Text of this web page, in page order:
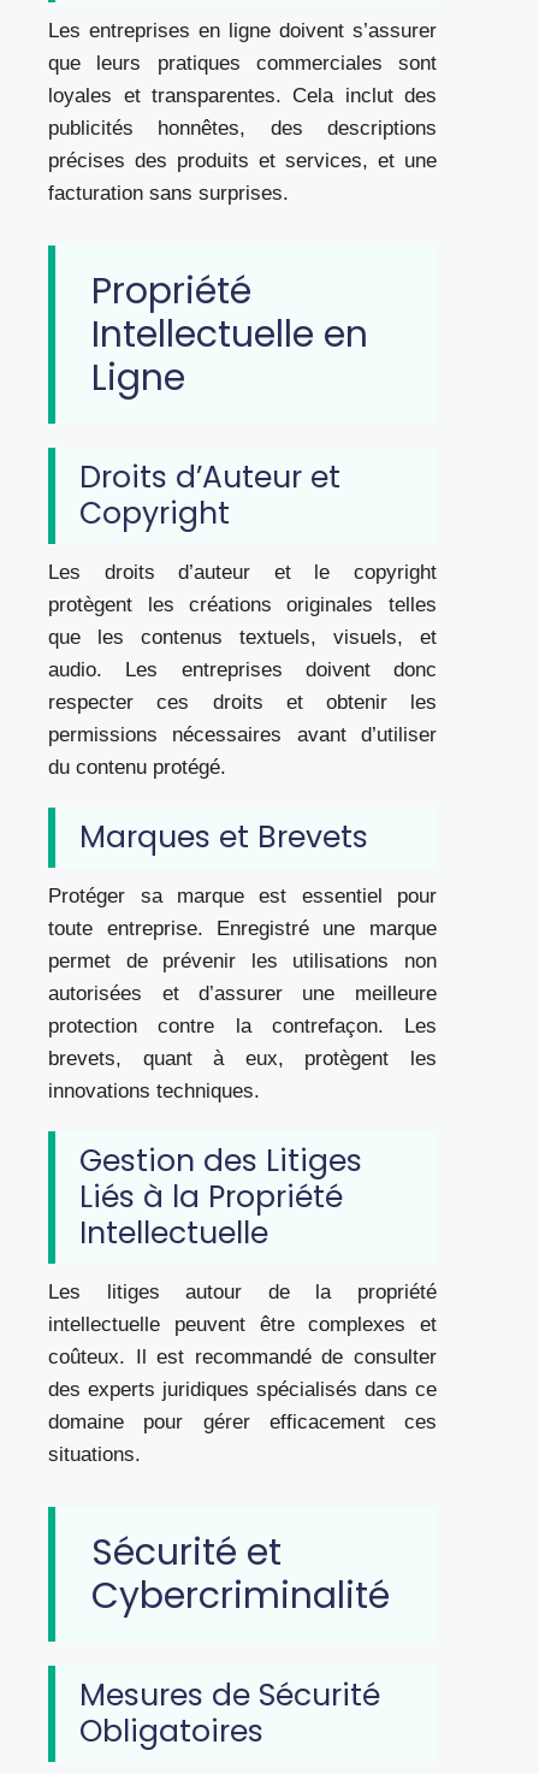
Les entreprises en ligne doivent s’assurer
que leurs pratiques commerciales sont
loyales et transparentes. Cela inclut des
publicités honnêtes, des descriptions
précises des produits et services, et une
facturation sans surprises.
Propriété
Intellectuelle en
Ligne
Droits d’Auteur et
Copyright
Les droits d’auteur et le copyright
protègent les créations originales telles
que les contenus textuels, visuels, et
audio. Les entreprises doivent donc
respecter ces droits et obtenir les
permissions nécessaires avant d’utiliser
du contenu protégé.
Marques et Brevets
Protéger sa marque est essentiel pour
toute entreprise. Enregistré une marque
permet de prévenir les utilisations non
autorisées et d’assurer une meilleure
protection contre la contrefaçon. Les
brevets, quant à eux, protègent les
innovations techniques.
Gestion des Litiges
Liés à la Propriété
Intellectuelle
Les litiges autour de la propriété
intellectuelle peuvent être complexes et
coûteux. Il est recommandé de consulter
des experts juridiques spécialisés dans ce
domaine pour gérer efficacement ces
situations.
Sécurité et
Cybercriminalité
Mesures de Sécurité
Obligatoires